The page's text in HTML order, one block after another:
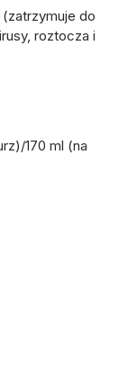
do
roztocza i
170 ml (na